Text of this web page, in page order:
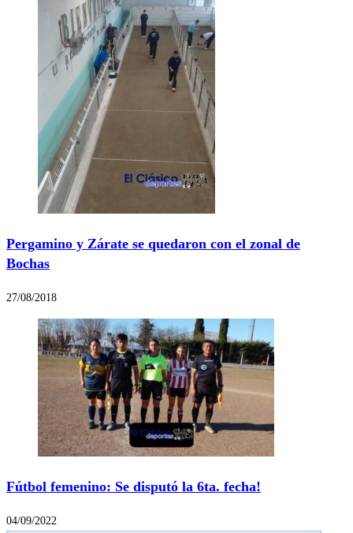
Pergamino y Zárate se quedaron con el zonal de
Bochas
27/08/2018
Fútbol femenino: Se disputó la 6ta. fecha!
04/09/2022